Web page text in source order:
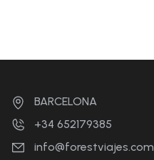
BARCELONA
+34 652179385
info@forestviajes.com